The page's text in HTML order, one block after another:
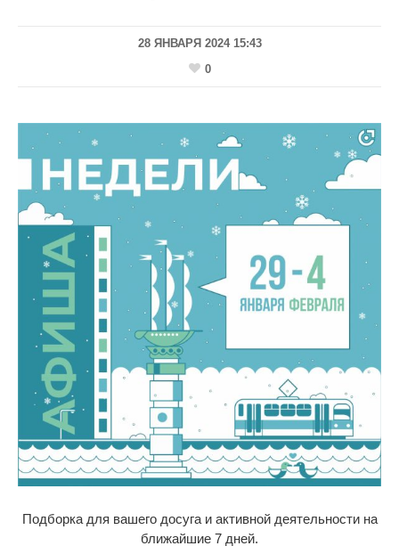
28 ЯНВАРЯ 2024 15:43
0
Подборка для вашего досуга и активной деятельности на
ближайшие 7 дней.